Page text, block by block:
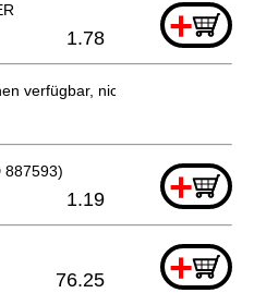
+
1.78
verfügbar, nicht bestellbar
887593) +
1.19
+
76.25